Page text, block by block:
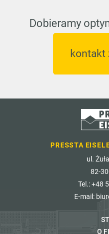
Dobieramy
kontakt
PRESSTA
ul.
82-
Tel.: +48
E-mail:
O